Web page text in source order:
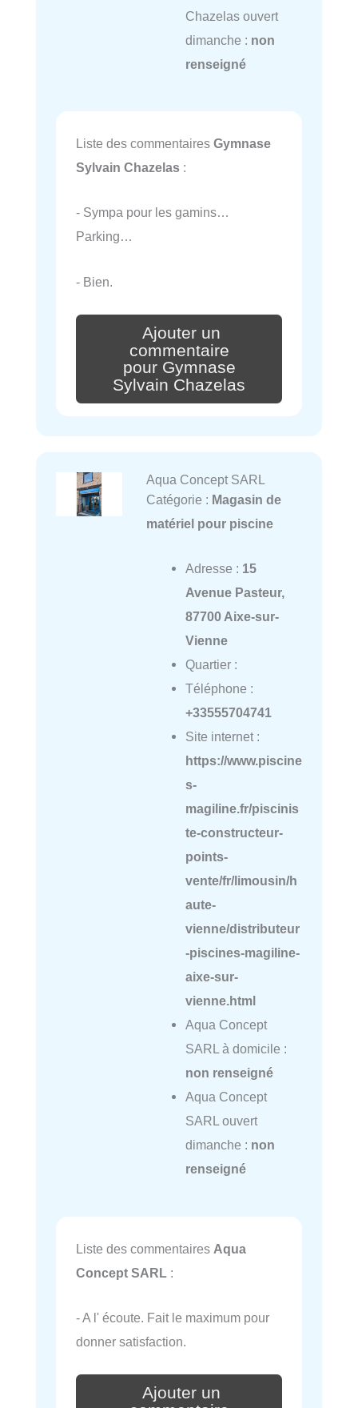
Chazelas ouvert
dimanche : non
renseigné
Liste des commentaires Gymnase
Sylvain Chazelas :
- Sympa pour les gamins…
Parking…
- Bien.
Ajouter un
commentaire
pour Gymnase
Sylvain Chazelas
Aqua Concept SARL
Catégorie : Magasin de
matériel pour piscine
Adresse : 15
Avenue Pasteur,
87700 Aixe-sur-
Vienne
Quartier :
Téléphone :
+33555704741
Site internet :
https://www.piscine
s-
magiline.fr/piscinis
te-constructeur-
points-
vente/fr/limousin/h
aute-
vienne/distributeur
-piscines-magiline-
aixe-sur-
vienne.html
Aqua Concept
SARL à domicile :
non renseigné
Aqua Concept
SARL ouvert
dimanche : non
renseigné
Liste des commentaires Aqua
Concept SARL :
- A l' écoute. Fait le maximum pour
donner satisfaction.
Ajouter un